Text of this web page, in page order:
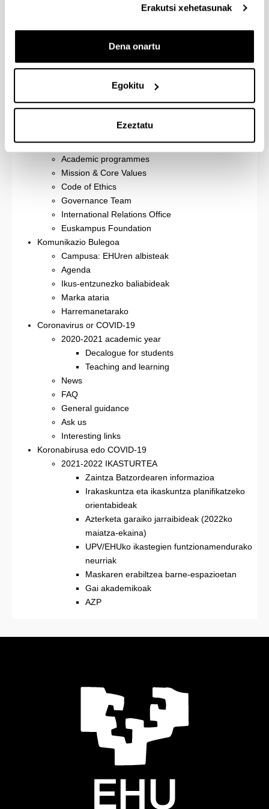
Erakutsi xehetasunak
Dena onartu
Egokitu
Ezeztatu
Ikastegiak
IRI zerbitzua
Gardentasun ataria
EHUalumni
Euskara eta eleaniztasuna
University of the Basque Country
Basic facts & figures
Academic programmes
Mission & Core Values
Code of Ethics
Governance Team
International Relations Office
Euskampus Foundation
Komunikazio Bulegoa
Campusa: EHUren albisteak
Agenda
Ikus-entzunezko baliabideak
Marka ataria
Harremanetarako
Coronavirus or COVID-19
2020-2021 academic year
Decalogue for students
Teaching and learning
News
FAQ
General guidance
Ask us
Interesting links
Koronabirusa edo COVID-19
2021-2022 IKASTURTEA
Zaintza Batzordearen informazioa
Irakaskuntza eta ikaskuntza planifikatzeko
orientabideak
Azterketa garaiko jarraibideak (2022ko
maiatza-ekaina)
UPV/EHUko ikastegien funtzionamendurako
neurriak
Maskaren erabiltzea barne-espazioetan
Gai akademikoak
AZP